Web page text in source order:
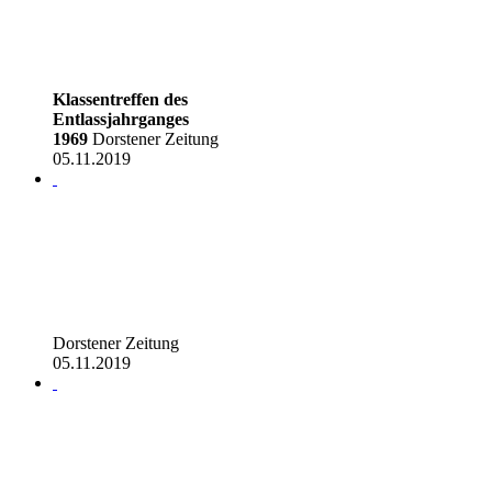
Klassentreffen des
Entlassjahrganges
1969 Dorstener Zeitung
05.11.2019
Dorstener Zeitung
05.11.2019